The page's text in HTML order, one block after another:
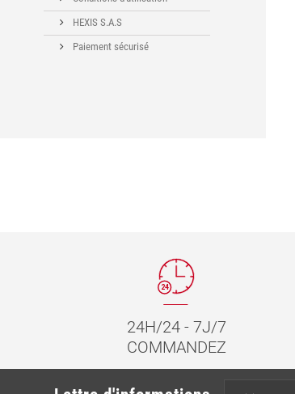
HEXIS S.A.S
Paiement sécurisé
24H/24 - 7J/7
COMMANDEZ